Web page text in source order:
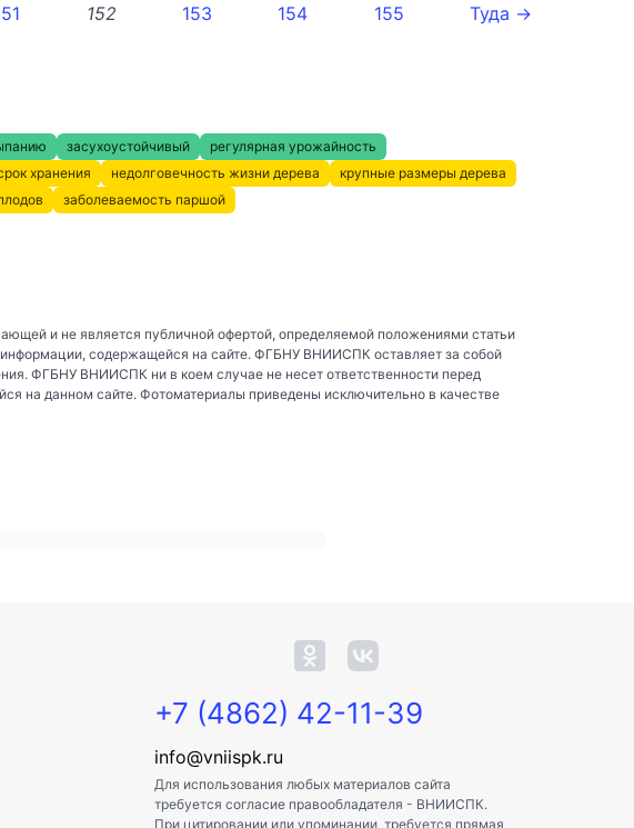
152 153 154 155 Туда →
засухоустойчивый
регулярная урожайность
хранения недолговечность жизни дерева
крупные размеры дерева
заболеваемость паршой
и не является публичной офертой, определяемой положениями статьи
содержащейся на сайте. ФГБНУ ВНИИСПК оставляет за собой
ФГБНУ ВНИИСПК ни в коем случае не несет ответственности перед
на данном сайте. Фотоматериалы приведены исключительно в качестве
+7 (4862) 42-11-39
info@vniispk.ru
Для использования любых материалов сайта
требуется согласие правообладателя - ВНИИСПК.
При цитировании или упоминании, требуется прямая